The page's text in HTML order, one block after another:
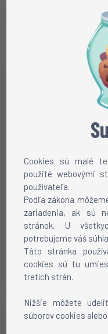
Cookies sú malé
použité webovými
používateľa.
Podľa zákona
zariadenia, ak sú
stránok. U
potrebujeme váš
Táto stránka
cookies sú tu
tretích strán.
Nižšie môžete
súborov cookies
Chôdza Beh
Ako nainštalovať
Stiahnite si skin
Otvorte profil na